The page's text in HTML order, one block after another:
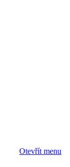
Otevřít menu